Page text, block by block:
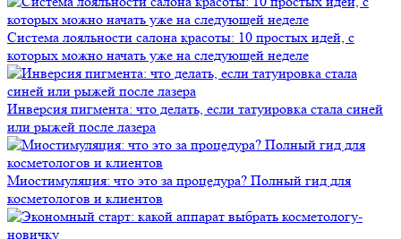
Система лояльности салона красоты: 10 простых идей, с
которых можно начать уже на следующей неделе
Инверсия пигмента: что делать, если татуировка стала синей
или рыжей после лазера
Миостимуляция: что это за процедура? Полный гид для
косметологов и клиентов